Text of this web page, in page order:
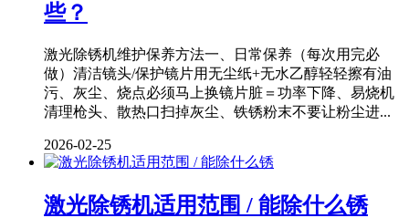
些？
激光除锈机维护保养方法一、日常保养（每次用完必
做）清洁镜头/保护镜片用无尘纸+无水乙醇轻轻擦有油
污、灰尘、烧点必须马上换镜片脏＝功率下降、易烧机
清理枪头、散热口扫掉灰尘、铁锈粉末不要让粉尘进...
2026-02-25
激光除锈机适用范围 / 能除什么锈